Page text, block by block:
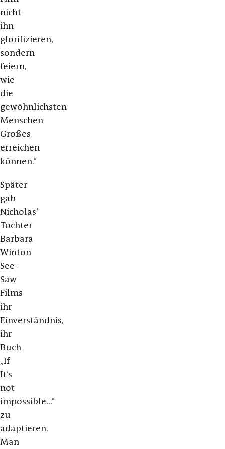
nicht
ihn
glorifizieren,
sondern
feiern,
wie
die
gewöhnlichsten
Menschen
Großes
erreichen
können.“
Später
gab
Nicholas‘
Tochter
Barbara
Winton
See-
Saw
Films
ihr
Einverständnis,
ihr
Buch
„If
It’s
not
impossible...“
zu
adaptieren.
Man